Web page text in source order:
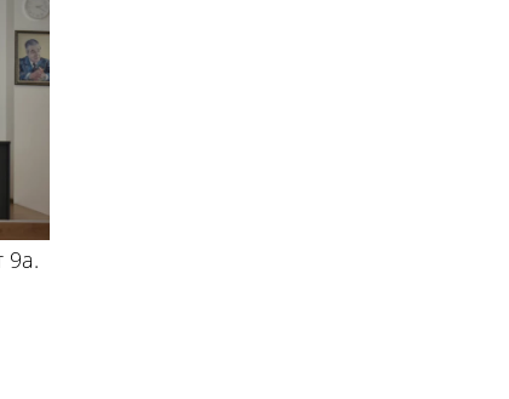
9а.